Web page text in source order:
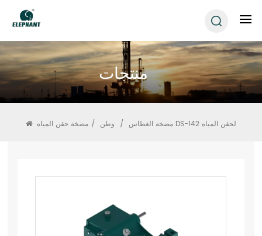
منتجات
وطن / مضخة حقن المياه / مضخة الغطاس DS-142 لحقن المياه